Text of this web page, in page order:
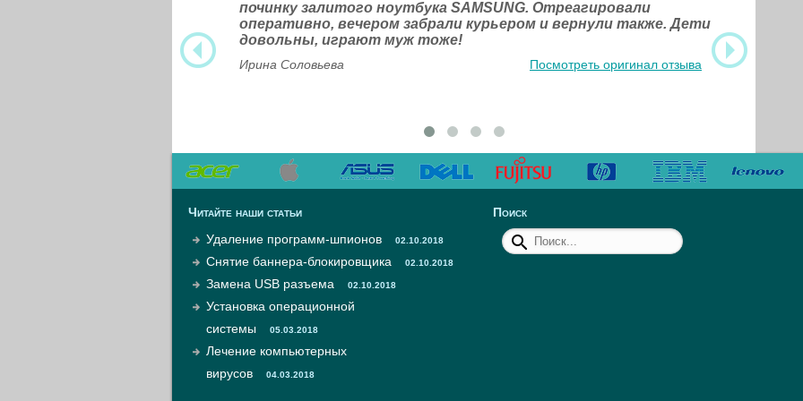
починку залитого ноутбука SAMSUNG. Отреагировали
оперативно, вечером забрали курьером и вернули также. Дети
довольны, играют муж тоже!
Ирина Соловьева Посмотреть оригинал отзыва
Читайте наши статьи
Удаление программ-шпионов
02.10.2018
Снятие баннера-блокировщика 02.10.2018
Замена USB разъема 02.10.2018
Установка операционной
системы
05.03.2018
Лечение компьютерных
вирусов
04.03.2018
Поиск